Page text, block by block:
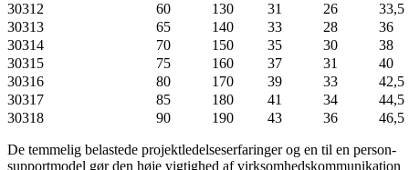
30312
60 130 31 26
33,5
30313
65 140 33 28
36
30314
70 150 35 30
38
30315
75 160 37 31
40
30316
80 170 39 33
42,5
30317
85 180 41 34
44,5
30318
90 190 43 36 46,5
De temmelig belastede projektledelseserfaringer og en til en person-
supportmodel gør den høje vigtighed af virksomhedskommunikation